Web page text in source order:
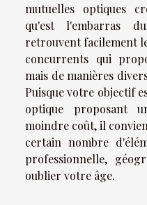
mutuelles optiques
qu'est l'embarras
retrouvent facilement
concurrents qui
mais de manières
Puisque votre objectif
optique proposant
moindre coût, il
certain nombre
professionnelle,
oublier votre âge.